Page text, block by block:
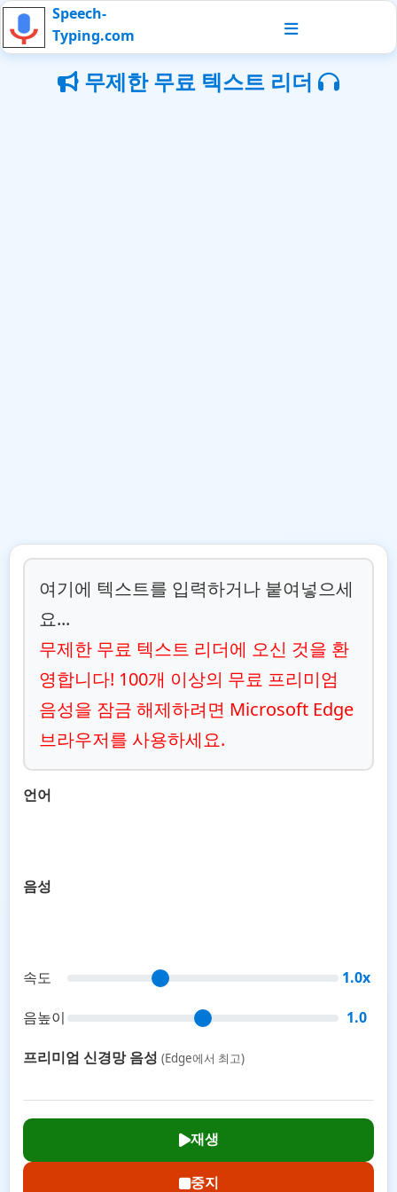
Speech-
Typing.com
무제한 무료 텍스트 리더
여기에 텍스트를 입력하거나 붙여넣으세
요...
무제한 무료 텍스트 리더에 오신 것을 환
영합니다! 100개 이상의 무료 프리미엄
음성을 잠금 해제하려면 Microsoft Edge
브라우저를 사용하세요.
언어
음성
속도 1.0x
음높이 1.0
프리미엄 신경망 음성 (Edge에서 최고)
재생
중지